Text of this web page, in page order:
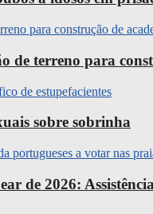
de terreno para
sobre sobrinha
de 2026: